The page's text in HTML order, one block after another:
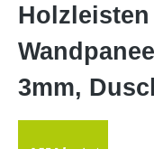
3mm,